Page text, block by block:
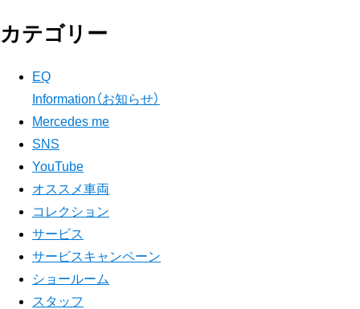
カテゴリー
EQ
Information（お知らせ）
Mercedes me
SNS
YouTube
オススメ車両
コレクション
サービス
サービスキャンペーン
ショールーム
スタッフ